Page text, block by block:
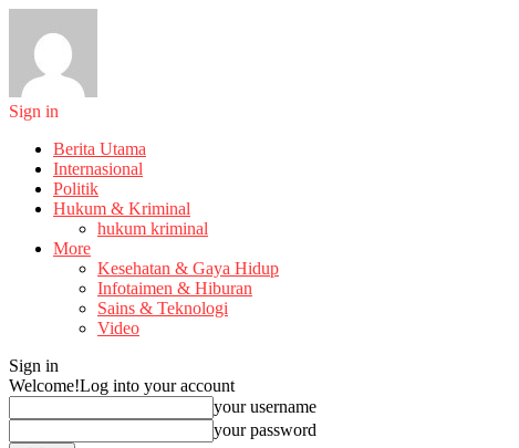
Sign in
Berita Utama
Internasional
Politik
Hukum & Kriminal
hukum kriminal
More
Kesehatan & Gaya Hidup
Infotaimen & Hiburan
Sains & Teknologi
Video
Sign in
Welcome!Log into your account
your username
your password